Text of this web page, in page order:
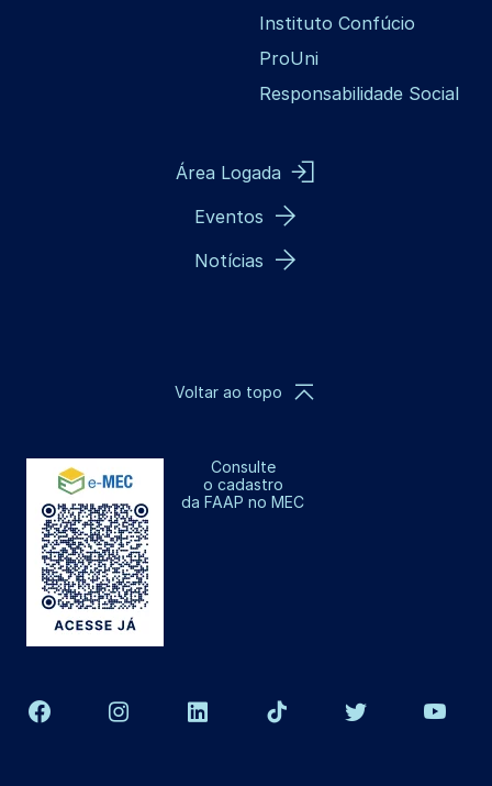
Instituto Confúcio
ProUni
Responsabilidade Social
Área Logada
Eventos
Notícias
Consulte
o cadastro
da FAAP no MEC
Voltar ao topo